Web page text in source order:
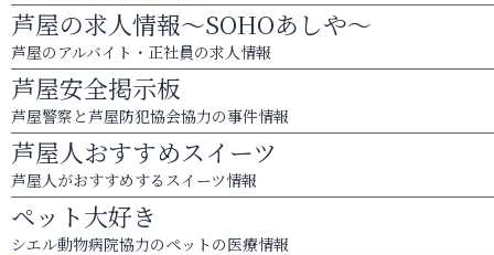
芦屋の求人情報～SOHOあしや～
芦屋のアルバイト・正社員の求人情報
芦屋安全掲示板
芦屋警察と芦屋防犯協会協力の事件情報
芦屋人おすすめスイーツ
芦屋人がおすすめするスイーツ情報
ペット大好き
シエル動物病院協力のペットの医療情報